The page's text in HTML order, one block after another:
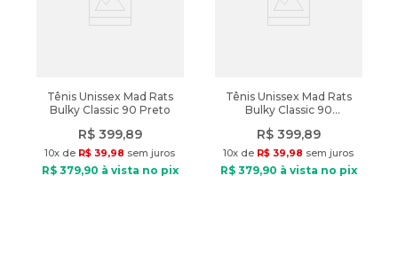
Tênis Unissex Mad Rats
Bulky Classic 90 Preto
R$ 399,89
10x de R$ 39,98 sem juros
R$ 379,90 à vista no pix
Tênis Unissex Mad Rats
Bulky Classic 90
R$ 399,89
10x de R$ 39,98 sem juros
R$ 379,90 à vista no pix